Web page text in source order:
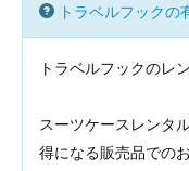
トラベルフックの
トラベルフックのレ
スーツケースレンタ
得になる販売品での